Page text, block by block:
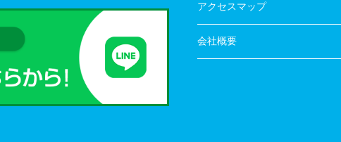
アクセスマップ
会社概要